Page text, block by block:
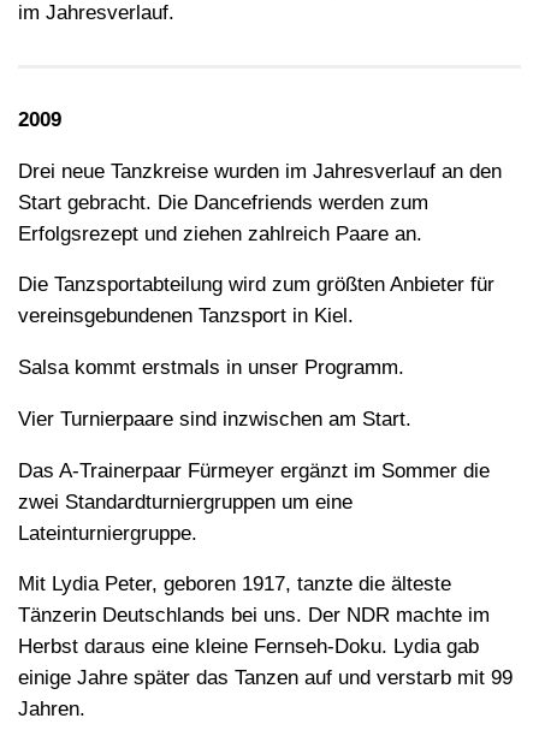
im Jahresverlauf.
2009
Drei neue Tanzkreise wurden im Jahresverlauf an den
Start gebracht. Die Dancefriends werden zum
Erfolgsrezept und ziehen zahlreich Paare an.
Die Tanzsportabteilung wird zum größten Anbieter für
vereinsgebundenen Tanzsport in Kiel.
Salsa kommt erstmals in unser Programm.
Vier Turnierpaare sind inzwischen am Start.
Das A-Trainerpaar Fürmeyer ergänzt im Sommer die
zwei Standardturniergruppen um eine
Lateinturniergruppe.
Mit Lydia Peter, geboren 1917, tanzte die älteste
Tänzerin Deutschlands bei uns. Der NDR machte im
Herbst daraus eine kleine Fernseh-Doku. Lydia gab
einige Jahre später das Tanzen auf und verstarb mit 99
Jahren.